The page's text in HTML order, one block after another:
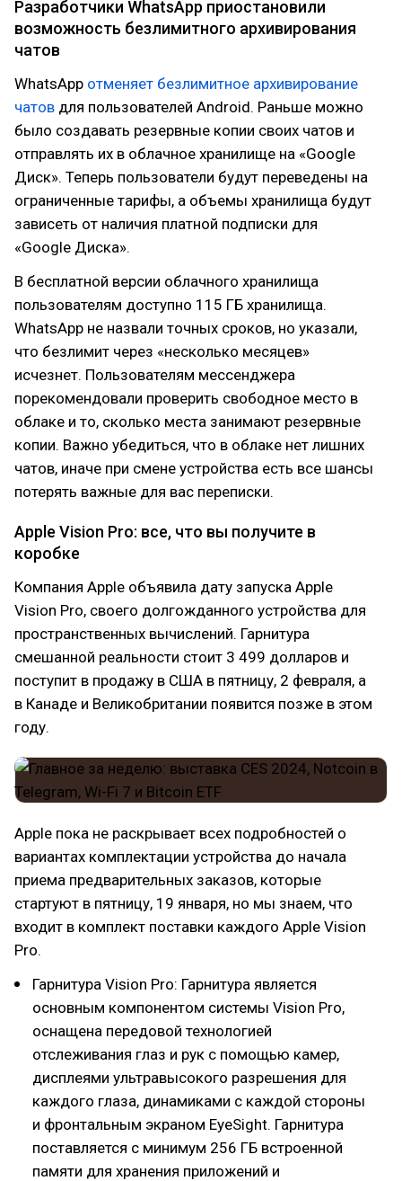
Разработчики WhatsApp приостановили
возможность безлимитного архивирования
чатов
WhatsApp отменяет безлимитное архивирование
чатов для пользователей Android. Раньше можно
было создавать резервные копии своих чатов и
отправлять их в облачное хранилище на «Google
Диск». Теперь пользователи будут переведены на
ограниченные тарифы, а объемы хранилища будут
зависеть от наличия платной подписки для
«Google Диска».
В бесплатной версии облачного хранилища
пользователям доступно 115 ГБ хранилища.
WhatsApp не назвали точных сроков, но указали,
что безлимит через «несколько месяцев»
исчезнет. Пользователям мессенджера
порекомендовали проверить свободное место в
облаке и то, сколько места занимают резервные
копии. Важно убедиться, что в облаке нет лишних
чатов, иначе при смене устройства есть все шансы
потерять важные для вас переписки.
Apple Vision Pro: все, что вы получите в
коробке
Компания Apple объявила дату запуска Apple
Vision Pro, своего долгожданного устройства для
пространственных вычислений. Гарнитура
смешанной реальности стоит 3 499 долларов и
поступит в продажу в США в пятницу, 2 февраля, а
в Канаде и Великобритании появится позже в этом
году.
Apple пока не раскрывает всех подробностей о
вариантах комплектации устройства до начала
приема предварительных заказов, которые
стартуют в пятницу, 19 января, но мы знаем, что
входит в комплект поставки каждого Apple Vision
Pro.
Гарнитура Vision Pro: Гарнитура является
основным компонентом системы Vision Pro,
оснащена передовой технологией
отслеживания глаз и рук с помощью камер,
дисплеями ультравысокого разрешения для
каждого глаза, динамиками с каждой стороны
и фронтальным экраном EyeSight. Гарнитура
поставляется с минимум 256 ГБ встроенной
памяти для хранения приложений и